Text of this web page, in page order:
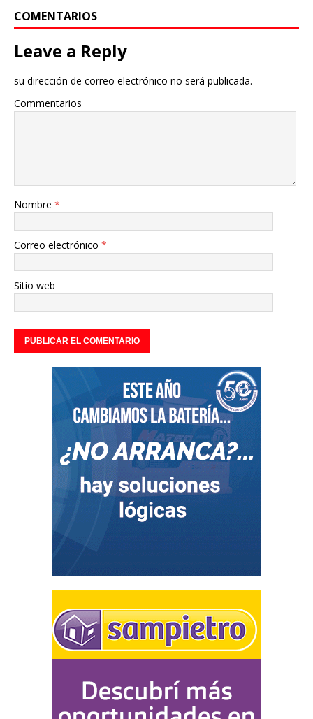
COMENTARIOS
Leave a Reply
su dirección de correo electrónico no será publicada.
Commentarios
Nombre *
Correo electrónico *
Sitio web